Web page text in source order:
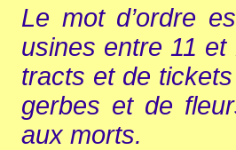
Le mot d’ordre
usines entre 11
tracts et de
gerbes et de
aux morts.